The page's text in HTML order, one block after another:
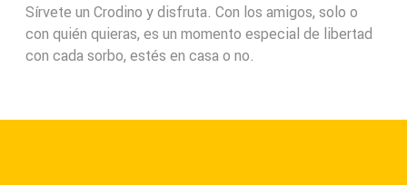
Sírvete un Crodino y disfruta. Con los amigos, solo o
con quién quieras, es un momento especial de libertad
con cada sorbo, estés en casa o no.